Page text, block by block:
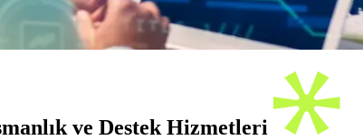
ve Destek Hizmetleri